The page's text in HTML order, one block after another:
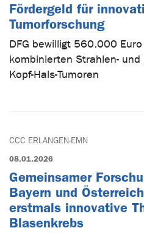
Fördergeld für
Tumorforschung
DFG bewilligt 560.000
kombinierten Strahlen-
Kopf-Hals-Tumoren
CCC ERLANGEN-EMN
08.01.2026
Gemeinsamer
Bayern und
erstmals innovative
Blasenkrebs